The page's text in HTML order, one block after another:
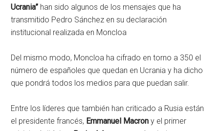
Ucrania” han sido algunos de los mensajes que ha
transmitido Pedro Sánchez en su declaración
institucional realizada en Moncloa
Del mismo modo, Moncloa ha cifrado en torno a 350 el
número de españoles que quedan en Ucrania y ha dicho
que pondrá todos los medios para que puedan salir.
Entre los líderes que también han criticado a Rusia están
el presidente francés, Emmanuel Macron y el primer